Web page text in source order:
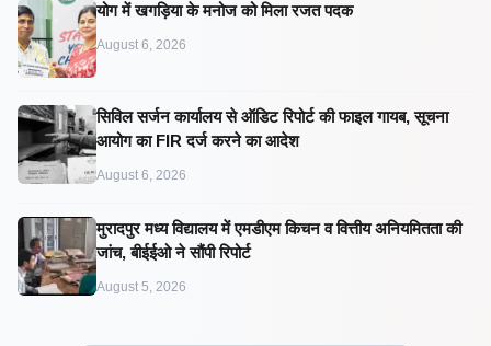
​योग में खगड़िया के मनोज को मिला रजत पदक
August 6, 2026
सिविल सर्जन कार्यालय से ऑडिट रिपोर्ट की फाइल गायब, सूचना
आयोग का FIR दर्ज करने का आदेश
August 6, 2026
मुरादपुर मध्य विद्यालय में एमडीएम किचन व वित्तीय अनियमितता की
जांच, बीईईओ ने सौंपी रिपोर्ट
August 5, 2026